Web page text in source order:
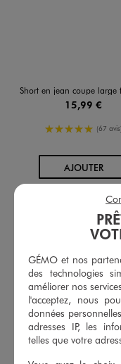
Short en jean coupe large fendu sur les côtés
15,99 €
5/5 de (67 avis)
AJOUTERAU
4.8/
Basé sur 84 avis
contrôle
Voir tous les avis
5étoiles
4 étoiles
GÉMO et nos
des technologies
améliorer nos
l'acceptez, nous
données
adresses IP, les
telles que votre